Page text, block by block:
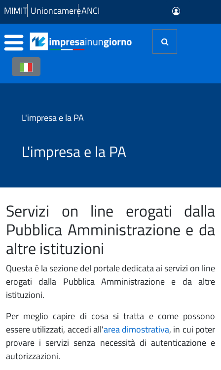
Skip to Main Content
MIMIT UnioncamereANCI
L'impresa e la PA
L'impresa e la PA
Servizi on line erogati dalla
Pubblica Amministrazione e da
altre istituzioni
Questa è la sezione del portale dedicata ai servizi on line
erogati dalla Pubblica Amministrazione e da altre
istituzioni.
Per meglio capire di cosa si tratta e come possono
essere utilizzati, accedi all'area dimostrativa, in cui poter
provare i servizi senza necessità di autenticazione e
autorizzazioni.